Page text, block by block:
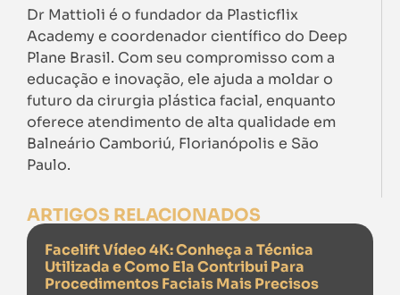
Dr Mattioli é o fundador da Plasticflix
Academy e coordenador científico do Deep
Plane Brasil. Com seu compromisso com a
educação e inovação, ele ajuda a moldar o
futuro da cirurgia plástica facial, enquanto
oferece atendimento de alta qualidade em
Balneário Camboriú, Florianópolis e São
Paulo.
ARTIGOS RELACIONADOS
Facelift Vídeo 4K: Conheça a Técnica
Utilizada e Como Ela Contribui Para
Procedimentos Faciais Mais Precisos